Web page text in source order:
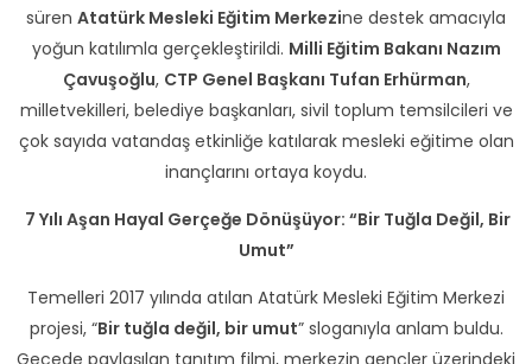
süren Atatürk Mesleki Eğitim Merkezine destek amacıyla
yoğun katılımla gerçekleştirildi. Milli Eğitim Bakanı Nazım
Çavuşoğlu, CTP Genel Başkanı Tufan Erhürman,
milletvekilleri, belediye başkanları, sivil toplum temsilcileri ve
çok sayıda vatandaş etkinliğe katılarak mesleki eğitime olan
inançlarını ortaya koydu.
7 Yılı Aşan Hayal Gerçeğe Dönüşüyor: “Bir Tuğla Değil, Bir
Umut”
Temelleri 2017 yılında atılan Atatürk Mesleki Eğitim Merkezi
projesi, “Bir tuğla değil, bir umut” sloganıyla anlam buldu.
Gecede paylaşılan tanıtım filmi, merkezin gençler üzerindeki